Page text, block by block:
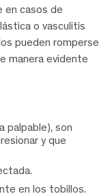
en casos de
o vasculitis
pueden romperse
manera evidente
palpable), son
y que
en los tobillos.